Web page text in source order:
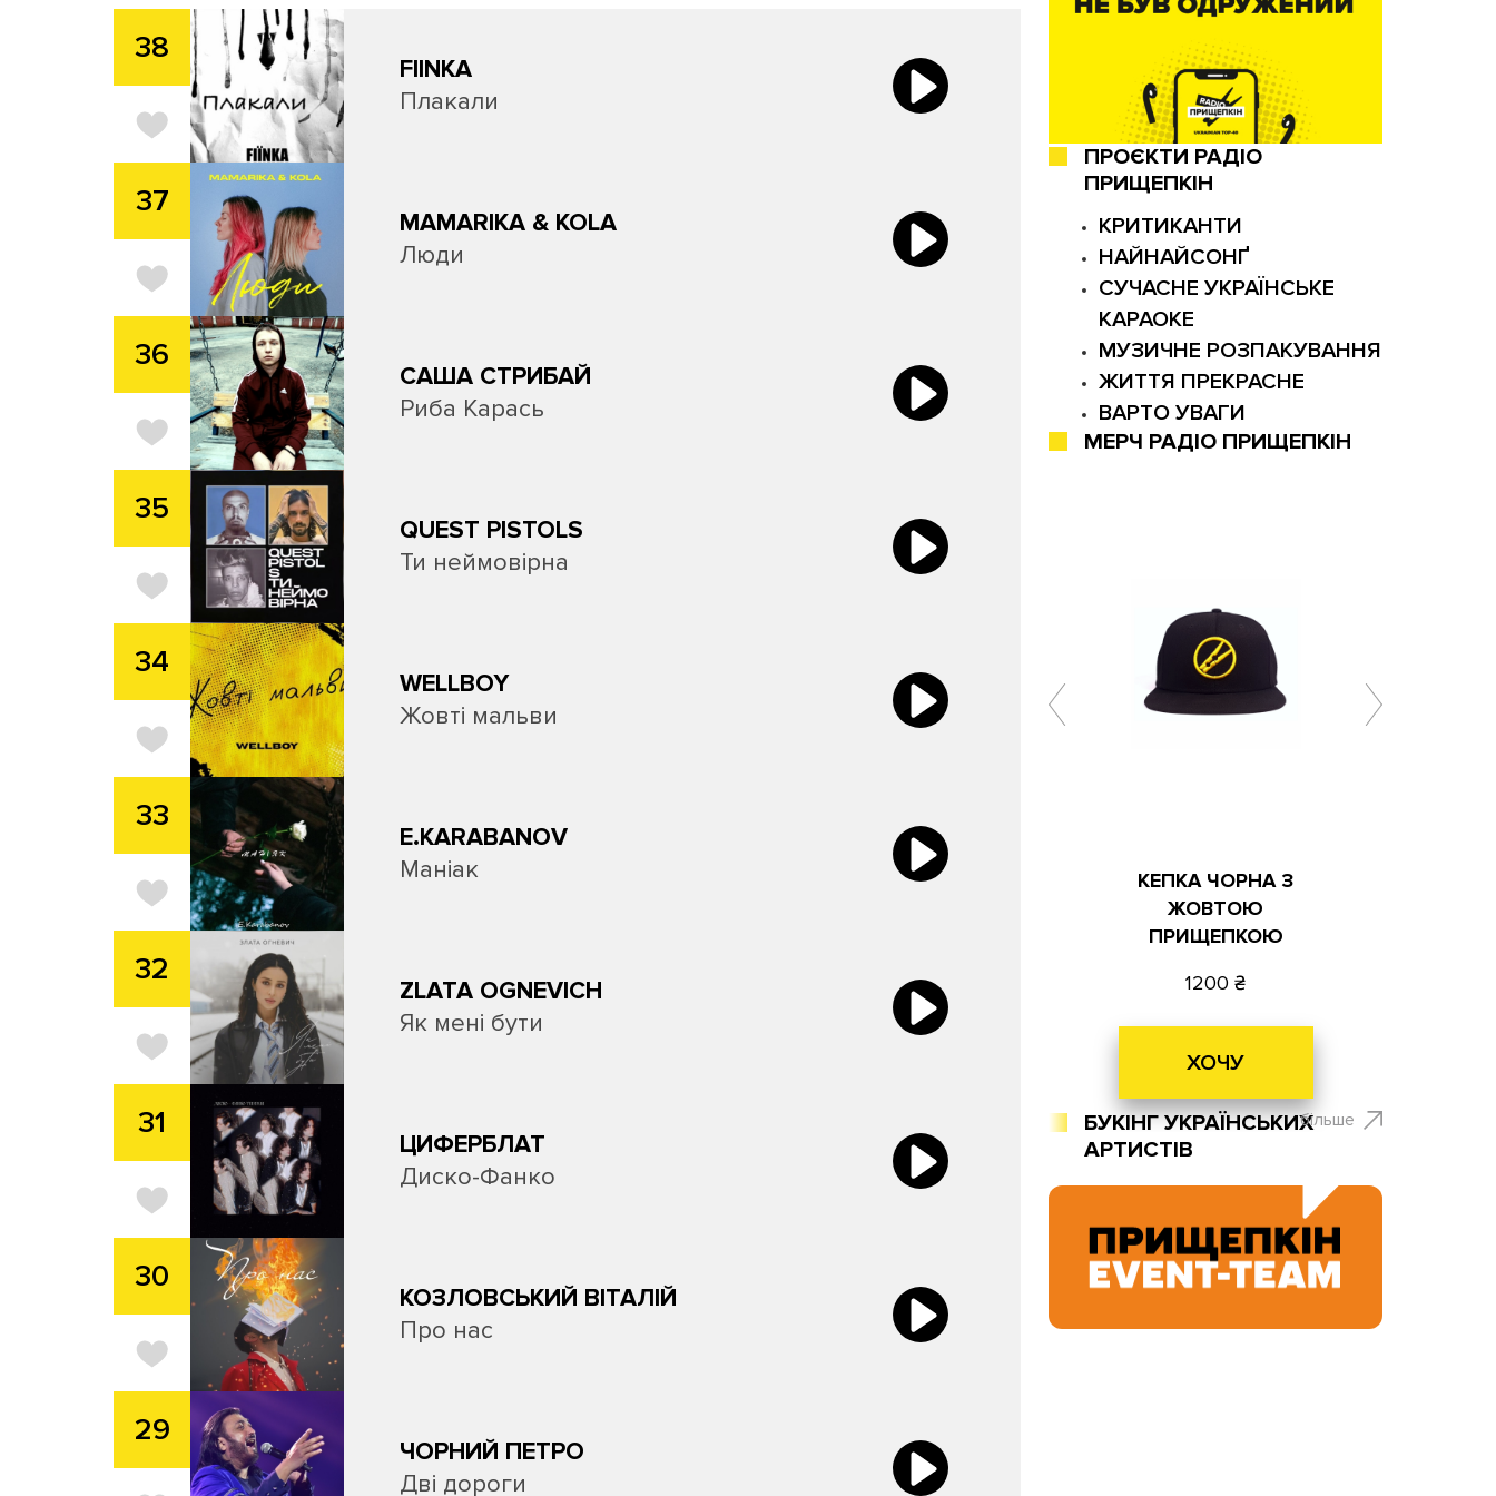
38
FIINKA
Плакали
37
MAMARIKA & KOLA
Люди
36
САША СТРИБАЙ
Риба Карась
35
QUEST PISTOLS
Ти неймовірна
34
WELLBOY
Жовті мальви
33
E.KARABANOV
Маніак
32
ZLATA OGNEVICH
Як мені бути
31
ЦИФЕРБЛАТ
Диско-Фанко
30
КОЗЛОВСЬКИЙ ВІТАЛІЙ
Про нас
29
ЧОРНИЙ ПЕТРО
Дві дороги
ПРОЄКТИ РАДІО
ПРИЩЕПКІН
КРИТИКАНТИ
НАЙНАЙСОНҐ
СУЧАСНЕ УКРАЇНСЬКЕ
КАРАОКЕ
МУЗИЧНЕ РОЗПАКУВАННЯ
ЖИТТЯ ПРЕКРАСНЕ
ВАРТО УВАГИ
МЕРЧ РАДІО ПРИЩЕПКІН
КЕПКА ЧОРНА З
ЖОВТОЮ
ПРИЩЕПКОЮ
1200
ХОЧУ
більше
БУКІНГ УКРАЇНСЬКИХ
АРТИСТІВ